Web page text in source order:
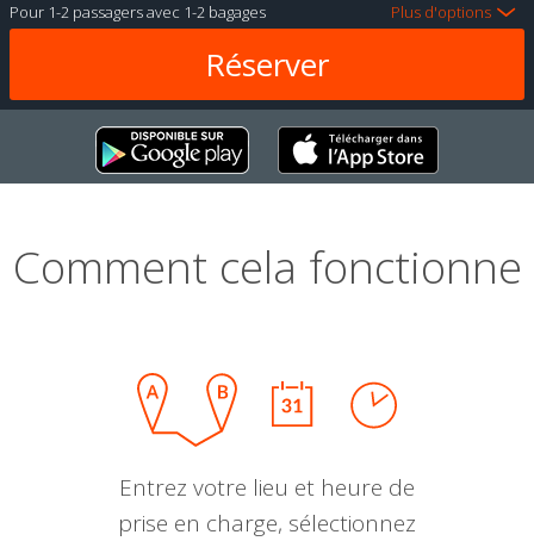
Pour 1-2 passagersavec 1-2 bagages Plus d'options
Comment cela fonctionne
Entrez votre lieu et heure de
prise en charge, sélectionnez